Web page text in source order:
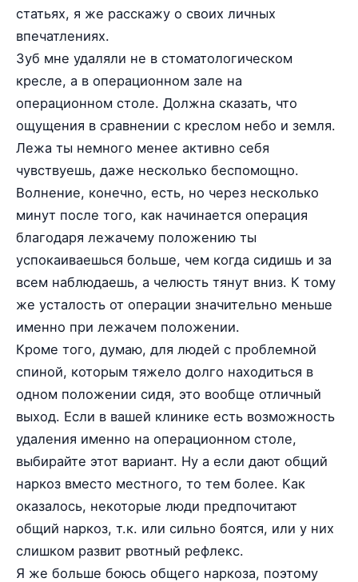
статьях, я же расскажу о своих личных
впечатлениях.
Зуб мне удаляли не в стоматологическом
кресле, а в операционном зале на
операционном столе. Должна сказать, что
ощущения в сравнении с креслом небо и земля.
Лежа ты немного менее активно себя
чувствуешь, даже несколько беспомощно.
Волнение, конечно, есть, но через несколько
минут после того, как начинается операция
благодаря лежачему положению ты
успокаиваешься больше, чем когда сидишь и за
всем наблюдаешь, а челюсть тянут вниз. К тому
же усталость от операции значительно меньше
именно при лежачем положении.
Кроме того, думаю, для людей с проблемной
спиной, которым тяжело долго находиться в
одном положении сидя, это вообще отличный
выход. Если в вашей клинике есть возможность
удаления именно на операционном столе,
выбирайте этот вариант. Ну а если дают общий
наркоз вместо местного, то тем более. Как
оказалось, некоторые люди предпочитают
общий наркоз, т.к. или сильно боятся, или у них
слишком развит рвотный рефлекс.
Я же больше боюсь общего наркоза, поэтому